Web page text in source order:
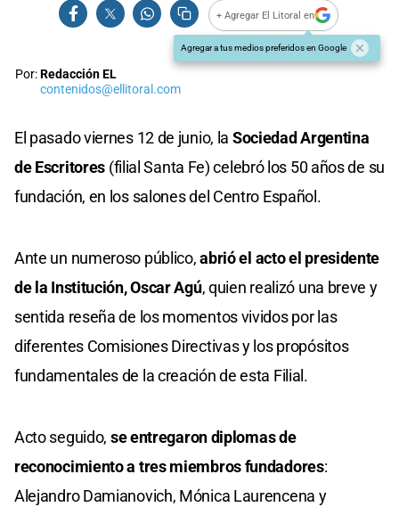
+ Agregar El Litoral en
Agregar a tus medios preferidos en Google
Por:Redacción EL
contenidos@ellitoral.com
El pasado viernes 12 de junio, la Sociedad Argentina
de Escritores (filial Santa Fe) celebró los 50 años de su
fundación, en los salones del Centro Español.
Ante un numeroso público,abrió el acto el presidente
de la Institución, Oscar Agú, quien realizó una breve y
sentida reseña de los momentos vividos por las
diferentes Comisiones Directivas y los propósitos
fundamentales de la creación de esta Filial.
Acto seguido, se entregaron diplomas de
reconocimiento a tres miembros fundadores:
Alejandro Damianovich, Mónica Laurencena y